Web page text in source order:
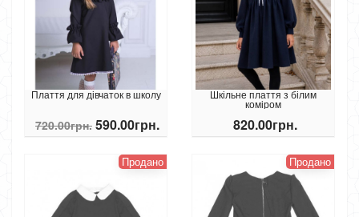
Плаття для дівчаток в школу
720.00грн. 590.00грн.
Шкільне плаття з білим
коміром
820.00грн.
Продано Продано